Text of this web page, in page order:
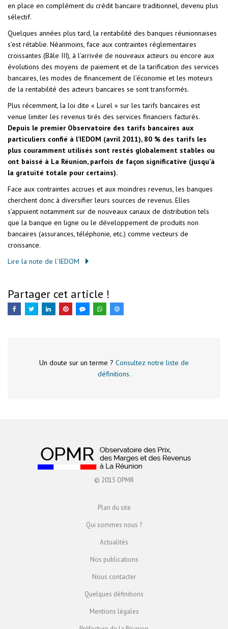
en place en complément du crédit bancaire traditionnel, devenu plus
sélectif.
Quelques années plus tard, la rentabilité des banques réunionnaises
s’est rétablie. Néanmoins, face aux contraintes règlementaires
croissantes (Bâle III), à l’arrivée de nouveaux acteurs ou encore aux
évolutions des moyens de paiement et de la tarification des services
bancaires, les modes de financement de l’économie et les moteurs
de la rentabilité des acteurs bancaires se sont transformés.
Plus récemment, la loi dite « Lurel » sur les tarifs bancaires est
venue limiter les revenus tirés des services financiers facturés.
Depuis le premier Observatoire des tarifs bancaires aux
particuliers confié à l’IEDOM (avril 2011), 80 % des tarifs les
plus couramment utilisés sont restés globalement stables ou
ont baissé à La Réunion, parfois de façon significative (jusqu’à
la gratuité totale pour certains).
Face aux contraintes accrues et aux moindres revenus, les banques
cherchent donc à diversifier leurs sources de revenus. Elles
s’appuient notamment sur de nouveaux canaux de distribution tels
que la banque en ligne ou le développement de produits non
bancaires (assurances, téléphonie, etc.) comme vecteurs de
croissance.
Lire la note de l’IEDOM
Partager cet article !
Un doute sur un terme ? Consultez notre liste de
définitions.
© 2015 OPMR
Plan du site
Qui sommes nous ?
Actualités
Nos publications
Nous contacter
Quelques définitions
Mentions légales